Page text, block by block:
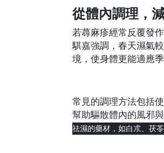
從體內調理，
若蕁麻疹經常反覆發
騏嘉強調，春天濕氣
境，使身體更能適應
常見的調理方法包括
幫助驅散體內的風邪
祛濕的藥材，如白朮、茯